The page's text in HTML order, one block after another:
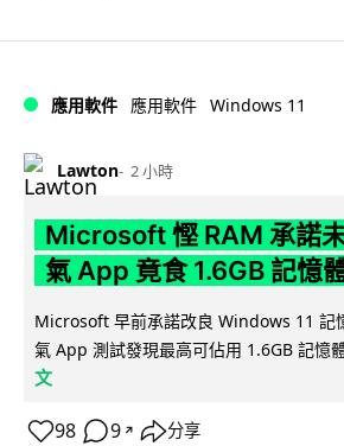
應用軟件 應用軟件 Windows 11
Lawton 2 小時
Microsoft 慳 RAM 承諾
氣 App 竟食 1.6GB 記憶
Microsoft 早前承諾改良 Windows 11 記
氣 App 測試發現最高可佔用 1.6GB 記憶
文
98 9 ↗ 分享